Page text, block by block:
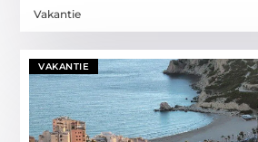
Vakantie
VAKANTIE